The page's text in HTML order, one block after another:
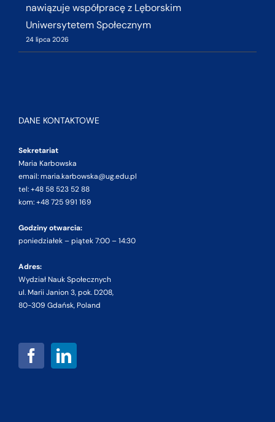
nawiązuje współpracę z Lęborskim
Uniwersytetem Społecznym
24 lipca 2026
DANE KONTAKTOWE
Sekretariat
Maria Karbowska
email: maria.karbowska@ug.edu.pl
tel: +48 58 523 52 88
kom: +48 725 991 169
Godziny otwarcia:
poniedziałek – piątek 7:00 – 14:30
Adres:
Wydział Nauk Społecznych
ul. Marii Janion 3, pok. D208,
80-309 Gdańsk, Poland